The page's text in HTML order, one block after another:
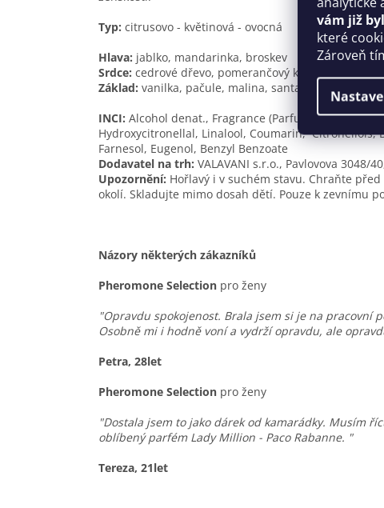
vám již
které
Zároveň
Typ: citrusovo - květinová - ovocná
Hlava: jablko, mandarinka, broskev
Srdce: cedrové dřevo, pomerančový květ, karamel,
Základ: vanilka, pačule, malina, santalové dřevo
INCI: Alcohol denat., Fragrance (Parfum), Water
Hydroxycitronellal, Linalool, Coumarin,
Farnesol, Eugenol, Benzyl Benzoate
Dodavatel na trh: VALAVANI s.r.o., Pavlovova 3048/
Upozornění: Hořlavý i v suchém stavu. Chraňte
okolí. Skladujte mimo dosah dětí. Pouze k zevnímu
Názory některých zákazníků
Pheromone Selection pro ženy
"Opravdu spokojenost. Brala jsem si je na pracovní
Osobně mi i hodně voní a vydrží opravdu, ale
Petra, 28let
Pheromone Selection pro ženy
"Dostala jsem to jako dárek od kamarádky. Musím
oblíbený parfém Lady Million - Paco Rabanne. "
Tereza, 21let